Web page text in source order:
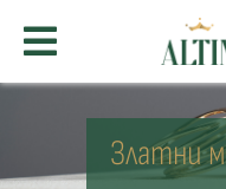
Златни